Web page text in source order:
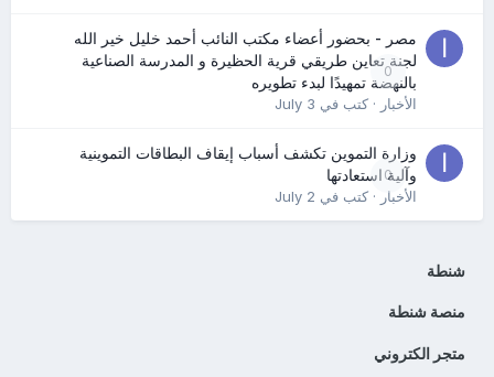
0
مصر - بحضور أعضاء مكتب النائب أحمد خليل خير الله
لجنة تعاين طريقي قرية الحظيرة و المدرسة الصناعية
بالنهضة تمهيدًا لبدء تطويره
الأخبار· كتب في July 3
0
وزارة التموين تكشف أسباب إيقاف البطاقات التموينية
وآلية استعادتها
الأخبار· كتب في July 2
شنطة
منصة شنطة
متجر الكتروني